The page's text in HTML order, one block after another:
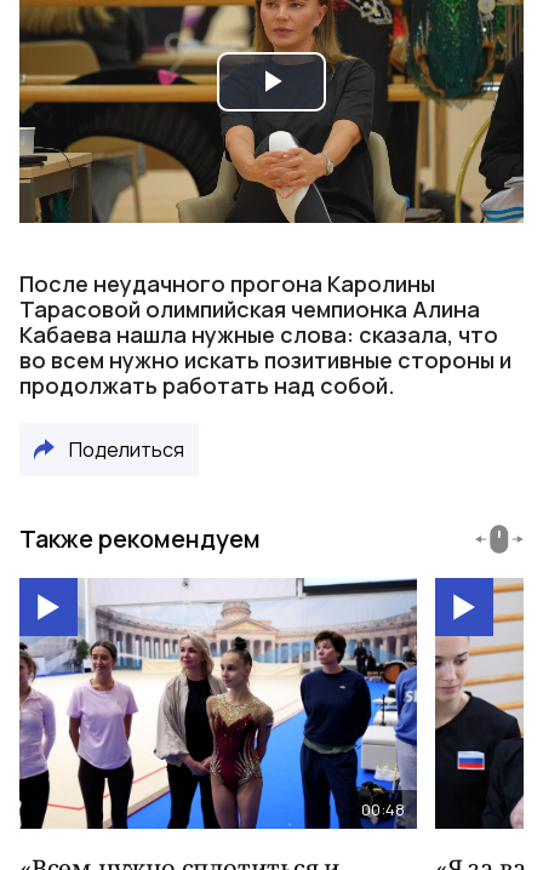
Play
Video
После неудачного прогона Каролины
Тарасовой олимпийская чемпионка Алина
Кабаева нашла нужные слова: сказала, что
во всем нужно искать позитивные стороны и
продолжать работать над собой.
Поделиться
Также рекомендуем
00:48